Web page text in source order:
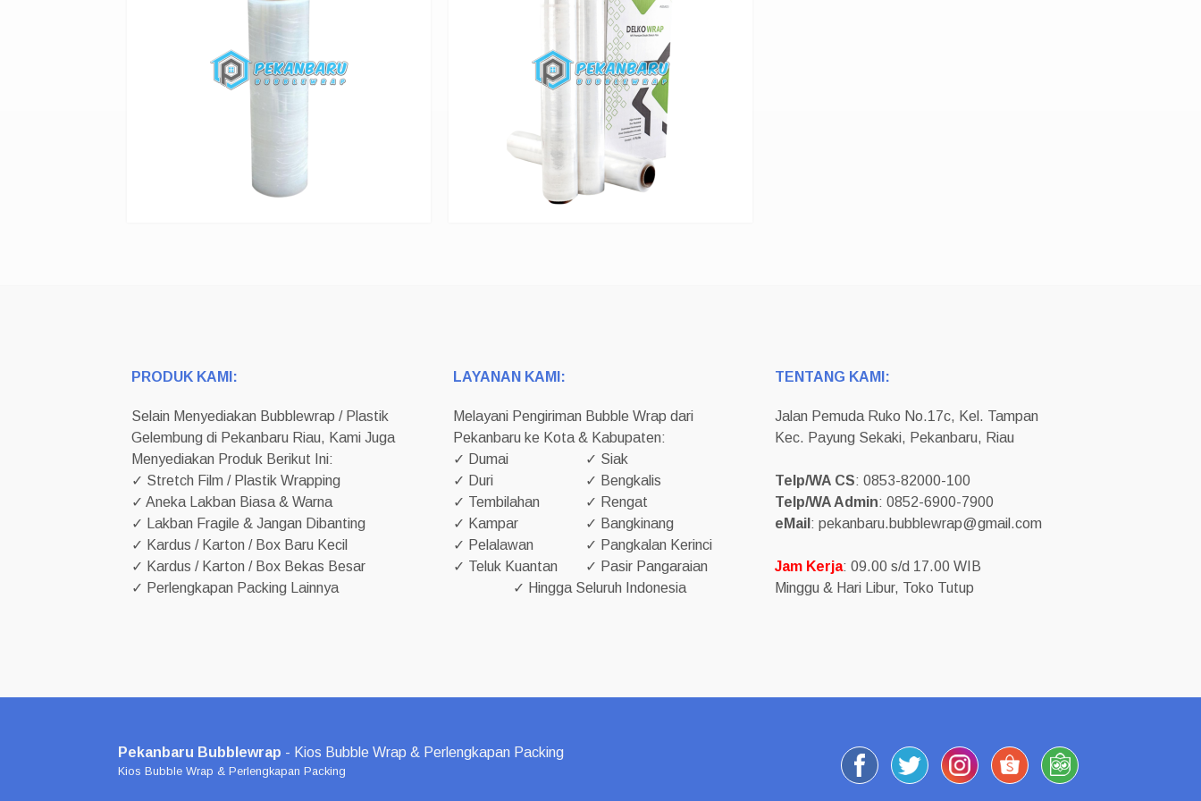
PRODUK KAMI:
Selain Menyediakan Bubblewrap / Plastik
Gelembung di Pekanbaru Riau, Kami Juga
Menyediakan Produk Berikut Ini:
✓ Stretch Film / Plastik Wrapping
✓ Aneka Lakban Biasa & Warna
✓ Lakban Fragile & Jangan Dibanting
✓ Kardus / Karton / Box Baru Kecil
✓ Kardus / Karton / Box Bekas Besar
✓ Perlengkapan Packing Lainnya
LAYANAN KAMI:
Melayani Pengiriman Bubble Wrap dari
Pekanbaru ke Kota & Kabupaten:
✓ Dumai
✓ Siak
✓ Duri
✓ Bengkalis
✓ Tembilahan
✓ Rengat
✓ Kampar
✓ Bangkinang
✓ Pelalawan
✓ Pangkalan Kerinci
✓ Teluk Kuantan
✓ Pasir Pangaraian
✓ Hingga Seluruh Indonesia
TENTANG KAMI:
Jalan Pemuda Ruko No.17c, Kel. Tampan
Kec. Payung Sekaki, Pekanbaru, Riau
Telp/WA CS: 0853-82000-100
Telp/WA Admin: 0852-6900-7900
eMail : pekanbaru.bubblewrap@gmail.com
Jam Kerja: 09.00 s/d 17.00 WIB
Minggu & Hari Libur, Toko Tutup
Pekanbaru Bubblewrap - Kios Bubble Wrap & Perlengkapan Packing
Kios Bubble Wrap & Perlengkapan Packing